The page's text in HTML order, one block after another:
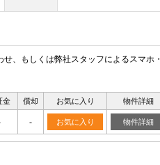
、もしくは弊社スタッフによるスマホ・
金 償却 お気に入り 物件詳細
- お気に入り 物件詳細